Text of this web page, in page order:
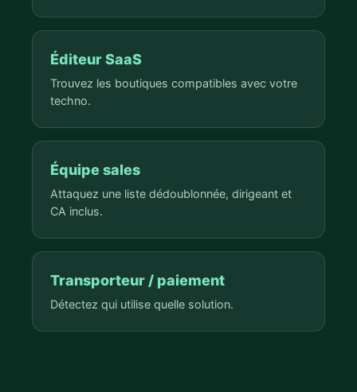
Éditeur SaaS
Trouvez les boutiques compatibles avec votre
techno.
Équipe sales
Attaquez une liste dédoublonnée, dirigeant et
CA inclus.
Transporteur / paiement
Détectez qui utilise quelle solution.